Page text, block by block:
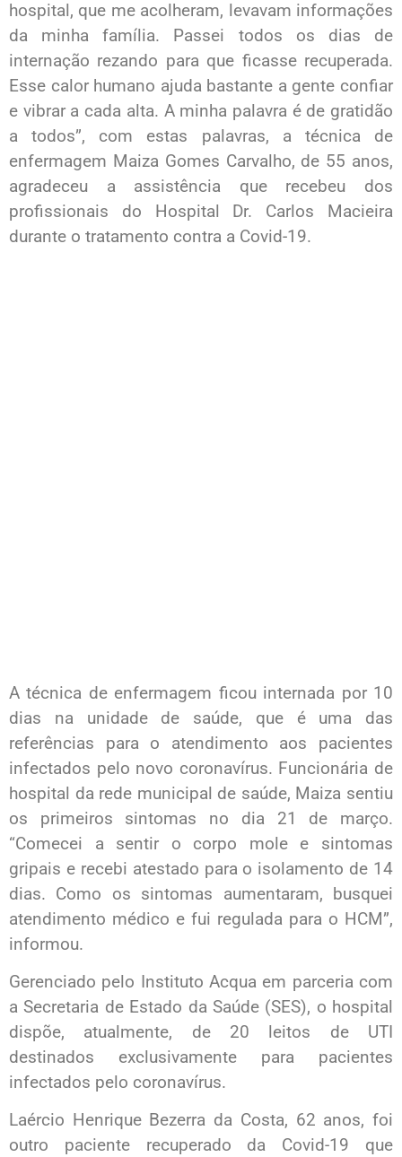
hospital, que me acolheram, levavam informações
da minha família. Passei todos os dias de
internação rezando para que ficasse recuperada.
Esse calor humano ajuda bastante a gente confiar
e vibrar a cada alta. A minha palavra é de gratidão
a todos”, com estas palavras, a técnica de
enfermagem Maiza Gomes Carvalho, de 55 anos,
agradeceu a assistência que recebeu dos
profissionais do Hospital Dr. Carlos Macieira
durante o tratamento contra a Covid-19.
A técnica de enfermagem ficou internada por 10
dias na unidade de saúde, que é uma das
referências para o atendimento aos pacientes
infectados pelo novo coronavírus. Funcionária de
hospital da rede municipal de saúde, Maiza sentiu
os primeiros sintomas no dia 21 de março.
“Comecei a sentir o corpo mole e sintomas
gripais e recebi atestado para o isolamento de 14
dias. Como os sintomas aumentaram, busquei
atendimento médico e fui regulada para o HCM”,
informou.
Gerenciado pelo Instituto Acqua em parceria com
a Secretaria de Estado da Saúde (SES), o hospital
dispõe, atualmente, de 20 leitos de UTI
destinados exclusivamente para pacientes
infectados pelo coronavírus.
Laércio Henrique Bezerra da Costa, 62 anos, foi
outro paciente recuperado da Covid-19 que